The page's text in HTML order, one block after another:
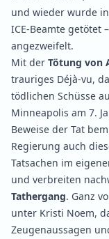
und wieder wurde in
ICE-Beamte getötet
angezweifelt.
Mit der Tötung von
trauriges Déjà-vu,
tödlichen Schüsse
Minneapolis am 7.
Beweise der Tat
Regierung auch
Tatsachen im
und verbreiten
Tathergang. Ganz
unter Kristi Noem,
Zeugenaussagen